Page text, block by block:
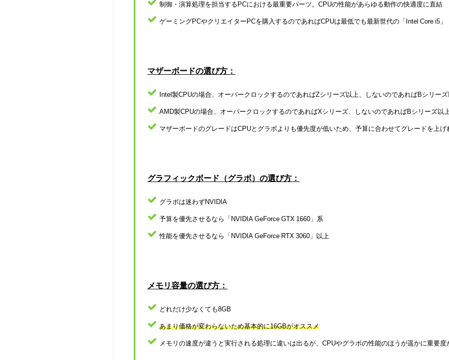
制御・演算処理を担当するPCにおける最重要パーツ。CPUの性能があらゆる動作の快適度に直結
ゲーミングPCやクリエイターPCを購入するのであればCPUは最低でも最新世代の「Intel Core i5
マザーボードの選び方：
Intel製CPUの場合、オーバークロックするのであればZシリーズ以上、しないのであればBシリー
AMD製CPUの場合、オーバークロックするのであればXシリーズ、しないのであればBシリーズ以
マザーボードのグレードはCPUとグラボよりも優先度が低いため、予算に合わせてグレードを上げ
グラフィックボード（グラボ）の選び方：
グラボは迷わずNVIDIA
予算を優先させるなら「NVIDIA GeForce GTX 1660」系
性能を優先させるなら「NVIDIA GeForce RTX 3060」以上
メモリ容量の選び方：
どれだけ少なくても8GB
あまり価格が変わらないため基本的に16GBがオススメ
メモリの速度が違うと実行される処理に違いは出るが、CPUやグラボの性能のほうが遥かに重要度